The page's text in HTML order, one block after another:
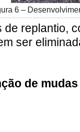
6 –
de replantio,
ser
de